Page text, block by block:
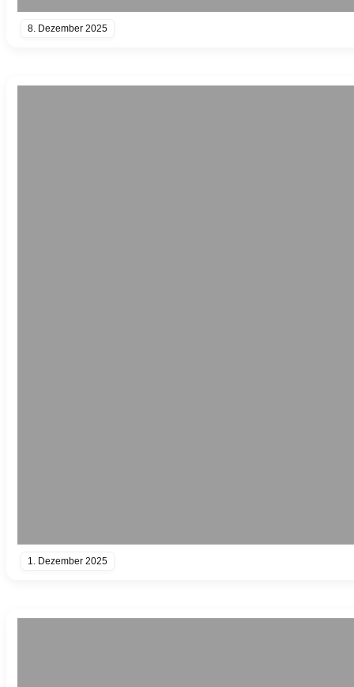
8. Dezember 2025
1. Dezember 2025